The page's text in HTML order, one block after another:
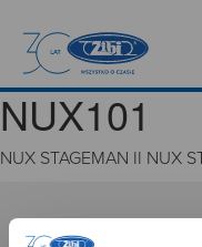
NUX101
NUX STAGEMAN II NUX